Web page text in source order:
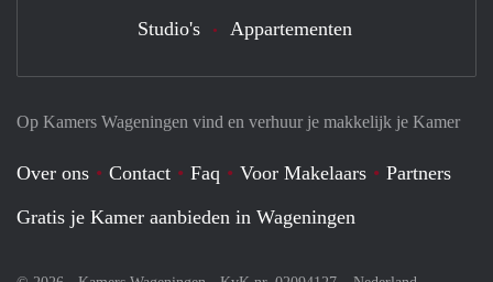
Op Kamers Wageningen vind en verhuur je makkelijk je Kamer
Over ons Contact Faq Voor Makelaars
Partners
Gratis je Kamer aanbieden in Wageningen
Studio's Appartementen